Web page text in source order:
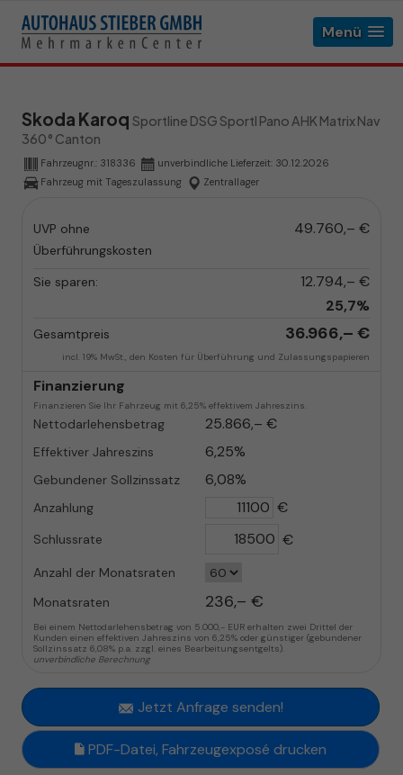
Menü
Skoda Karoq Sportline DSG Sportl Pano AHK Matrix Nav
360° Canton
Fahrzeugnr.: 318336 unverbindliche Lieferzeit: 30.12.2026
Fahrzeug mit Tageszulassung
Zentrallager
UVP ohne
Überführungskosten
49.760,– €
Sie sparen:
12.794,– €
25,7%
Gesamtpreis 36.966,– €
incl. 19% MwSt., den Kosten für Überführung und Zulassungspapieren
Finanzierung
Finanzieren Sie Ihr Fahrzeug mit 6,25% effektivem Jahreszins.
Nettodarlehensbetrag 25.866,– €
Effektiver Jahreszins 6,25%
Gebundener Sollzinssatz 6,08%
Anzahlung €
Schlussrate €
Anzahl der Monatsraten
Monatsraten
236,– €
Bei einem Nettodarlehensbetrag von 5.000,- EUR erhalten zwei Drittel der
Kunden einen effektiven Jahreszins von 6,25% oder günstiger (gebundener
Sollzinssatz 6,08% p.a. zzgl. eines Bearbeitungsentgelts).
unverbindliche Berechnung
Jetzt Anfrage senden!
PDF-Datei, Fahrzeugexposé drucken